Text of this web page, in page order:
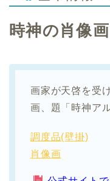
時神の肖像
画家が天啓を受
画、題「時神ア
調度品(壁掛)
肖像画